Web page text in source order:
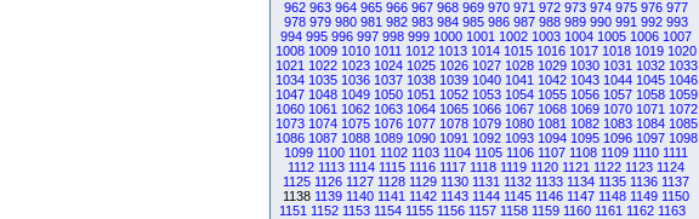
962 963 964 965 966 967 968 969 970 971 972 973 974 975 976 977
978 979 980 981 982 983 984 985 986 987 988 989 990 991 992 993
994 995 996 997 998 999 1000 1001 1002 1003 1004 1005 1006 1007
1008 1009 1010 1011 1012 1013 1014 1015 1016 1017 1018 1019 1020
1021 1022 1023 1024 1025 1026 1027 1028 1029 1030 1031 1032 1033
1034 1035 1036 1037 1038 1039 1040 1041 1042 1043 1044 1045 1046
1047 1048 1049 1050 1051 1052 1053 1054 1055 1056 1057 1058 1059
1060 1061 1062 1063 1064 1065 1066 1067 1068 1069 1070 1071 1072
1073 1074 1075 1076 1077 1078 1079 1080 1081 1082 1083 1084 1085
1086 1087 1088 1089 1090 1091 1092 1093 1094 1095 1096 1097 1098
1099 1100 1101 1102 1103 1104 1105 1106 1107 1108 1109 1110 1111
1112 1113 1114 1115 1116 1117 1118 1119 1120 1121 1122 1123 1124
1125 1126 1127 1128 1129 1130 1131 1132 1133 1134 1135 1136 1137
1138 1139 1140 1141 1142 1143 1144 1145 1146 1147 1148 1149 1150
1151 1152 1153 1154 1155 1156 1157 1158 1159 1160 1161 1162 1163